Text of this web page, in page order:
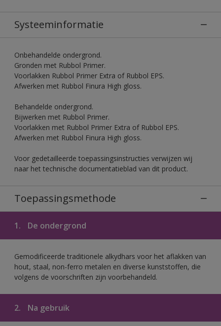
Systeeminformatie
Onbehandelde ondergrond.
Gronden met Rubbol Primer.
Voorlakken Rubbol Primer Extra of Rubbol EPS.
Afwerken met Rubbol Finura High gloss.
Behandelde ondergrond.
Bijwerken met Rubbol Primer.
Voorlakken met Rubbol Primer Extra of Rubbol EPS.
Afwerken met Rubbol Finura High gloss.
Voor gedetailleerde toepassingsinstructies verwijzen wij
naar het technische documentatieblad van dit product.
Toepassingsmethode
1. De ondergrond
Gemodificeerde traditionele alkydhars voor het aflakken van
hout, staal, non-ferro metalen en diverse kunststoffen, die
volgens de voorschriften zijn voorbehandeld.
2. Na gebruik